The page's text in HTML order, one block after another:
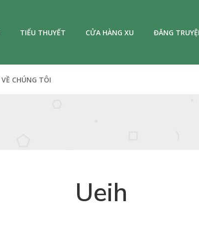
TIỂU THUYẾT CỬA HÀNG XU ĐĂNG
VỀ CHÚNG TÔI
Ueih